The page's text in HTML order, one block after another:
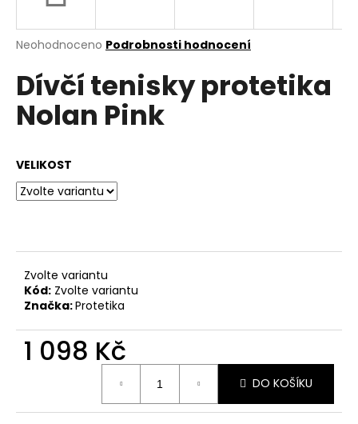
Průměrné
produktu
je
0,0
Neohodnoceno Podrobnosti hodnocení
Dívčí tenisky protetika
Nolan Pink
VELIKOST
Zvolte variantu
Kód: Zvolte variantu
Značka:Protetika
1 098 Kč
DO KOŠÍKU
j
t
?
D
o
p
o
r
u
e